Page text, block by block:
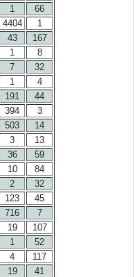
1
66
4404
1
43
167
1
8
7
32
1
4
191
44
394
3
503
14
3
13
36
59
10
84
2
32
123
45
716
7
19
107
1
52
4
117
19
41